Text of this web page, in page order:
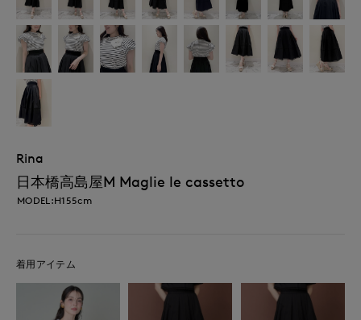
Rina
日本橋高島屋M Maglie le cassetto
MODEL:H155cm
着用アイテム